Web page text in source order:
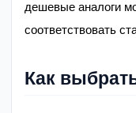
дешевые аналоги
соответствовать
Как